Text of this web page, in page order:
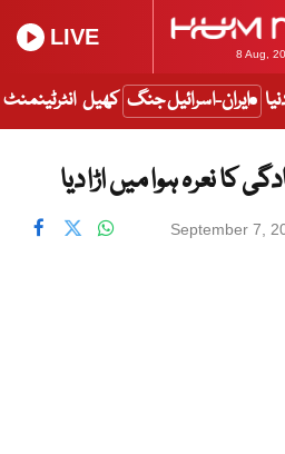
8 Aug,
LIVE
ایران-اسرائیل جنگ کھیل انٹرٹینمنٹ
نعرہ ہوا میں اڑا دیا
September 7,